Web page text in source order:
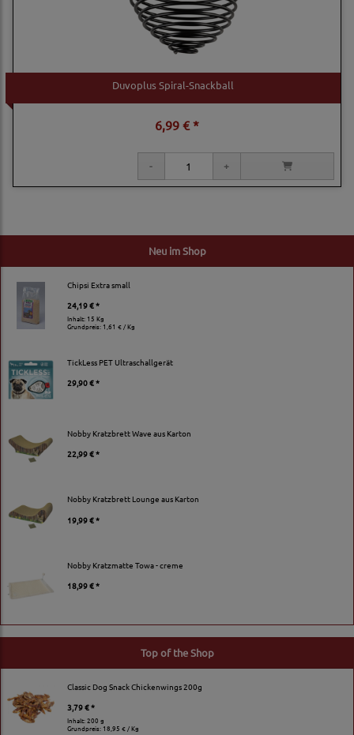
Neu im Shop
Chipsi Extra small
24,19 € *
Inhalt: 15 Kg
Grundpreis: 1,61 € / Kg
TickLess PET Ultraschallgerät
29,90 € *
Nobby Kratzbrett Wave aus Karton
22,99 € *
Nobby Kratzbrett Lounge aus Karton
19,99 € *
Nobby Kratzmatte Towa - creme
18,99 € *
Duvoplus Spiral-Snackball
6,99 € *
Top of the Shop
Classic Dog Snack Chickenwings 200g
3,79 € *
Inhalt: 200 g
Grundpreis: 18,95 € / Kg